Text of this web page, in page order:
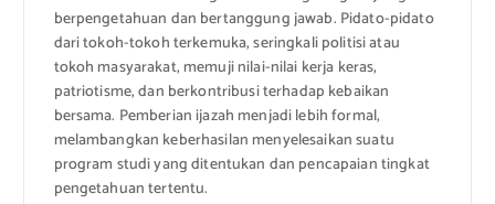
berpengetahuan dan bertanggung jawab. Pidato-pidato
dari tokoh-tokoh terkemuka, seringkali politisi atau
tokoh masyarakat, memuji nilai-nilai kerja keras,
patriotisme, dan berkontribusi terhadap kebaikan
bersama. Pemberian ijazah menjadi lebih formal,
melambangkan keberhasilan menyelesaikan suatu
program studi yang ditentukan dan pencapaian tingkat
pengetahuan tertentu.